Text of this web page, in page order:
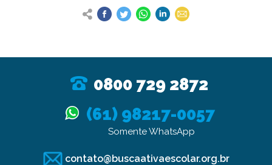
0800 729 2872
(61) 98217-0057
Somente WhatsApp
contato@buscaativaescolar.org.br